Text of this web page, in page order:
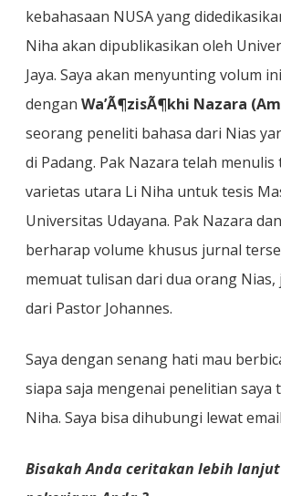
kebahasaan NUSA yang
Niha akan dipublikasikan oleh
Jaya. Saya akan menyunting volum
dengan Wa’Ã¶zisÃ¶khi Nazara
seorang peneliti bahasa dari Nias
di Padang. Pak Nazara telah
varietas utara Li Niha untuk tesis
Universitas Udayana. Pak Nazara
berharap volume khusus jurnal
memuat tulisan dari dua orang Nias,
dari Pastor Johannes.
Saya dengan senang hati mau
siapa saja mengenai penelitian saya
Niha. Saya bisa dihubungi lewat
Bisakah Anda ceritakan lebih